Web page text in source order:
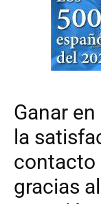
Ganar
la
contacto
gracias